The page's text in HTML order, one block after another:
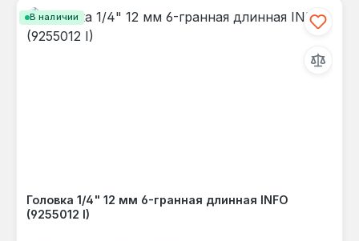
В наличии
Головка 1/4" 12 мм 6-гранная длинная INFO
(9255012 I)